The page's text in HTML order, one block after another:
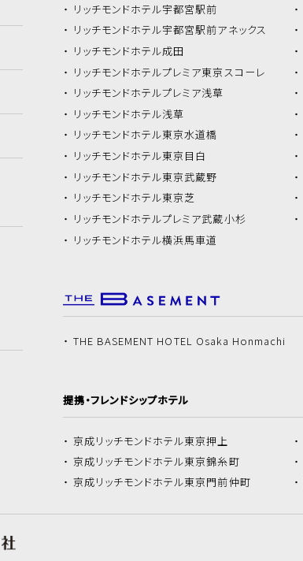
リッチモンドホテル宇都宮駅前
リッチモンドホテル宇都宮駅前アネックス
リッチモンドホテル成田
リッチモンドホテルプレミア東京スコーレ
リッチモンドホテルプレミア浅草
リッチモンドホテル浅草
リッチモンドホテル東京水道橋
リッチモンドホテル東京目白
リッチモンドホテル東京武蔵野
リッチモンドホテル東京芝
リッチモンドホテルプレミア武蔵小杉
リッチモンドホテル横浜馬車道
THE BASEMENT HOTEL Osaka Honmachi
提携・フレンドシップホテル
京成リッチモンドホテル東京押上
京成リッチモンドホテル東京錦糸町
京成リッチモンドホテル東京門前仲町